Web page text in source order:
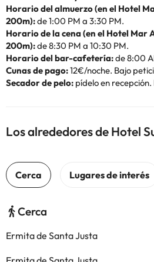
Horario del almuerzo (en el Hotel
200m):de 1:00 PM a 3:30 PM.
Horario de la cena (en el Hotel Mar
200m):de 8:30 PM a 10:30 PM.
Horario del bar-cafetería:de 8:00
Cunas de pago:12€/noche. Bajo
Secador de pelo: pídelo en
Los alrededores de Hotel
Cerca
Ermita de Santa Justa